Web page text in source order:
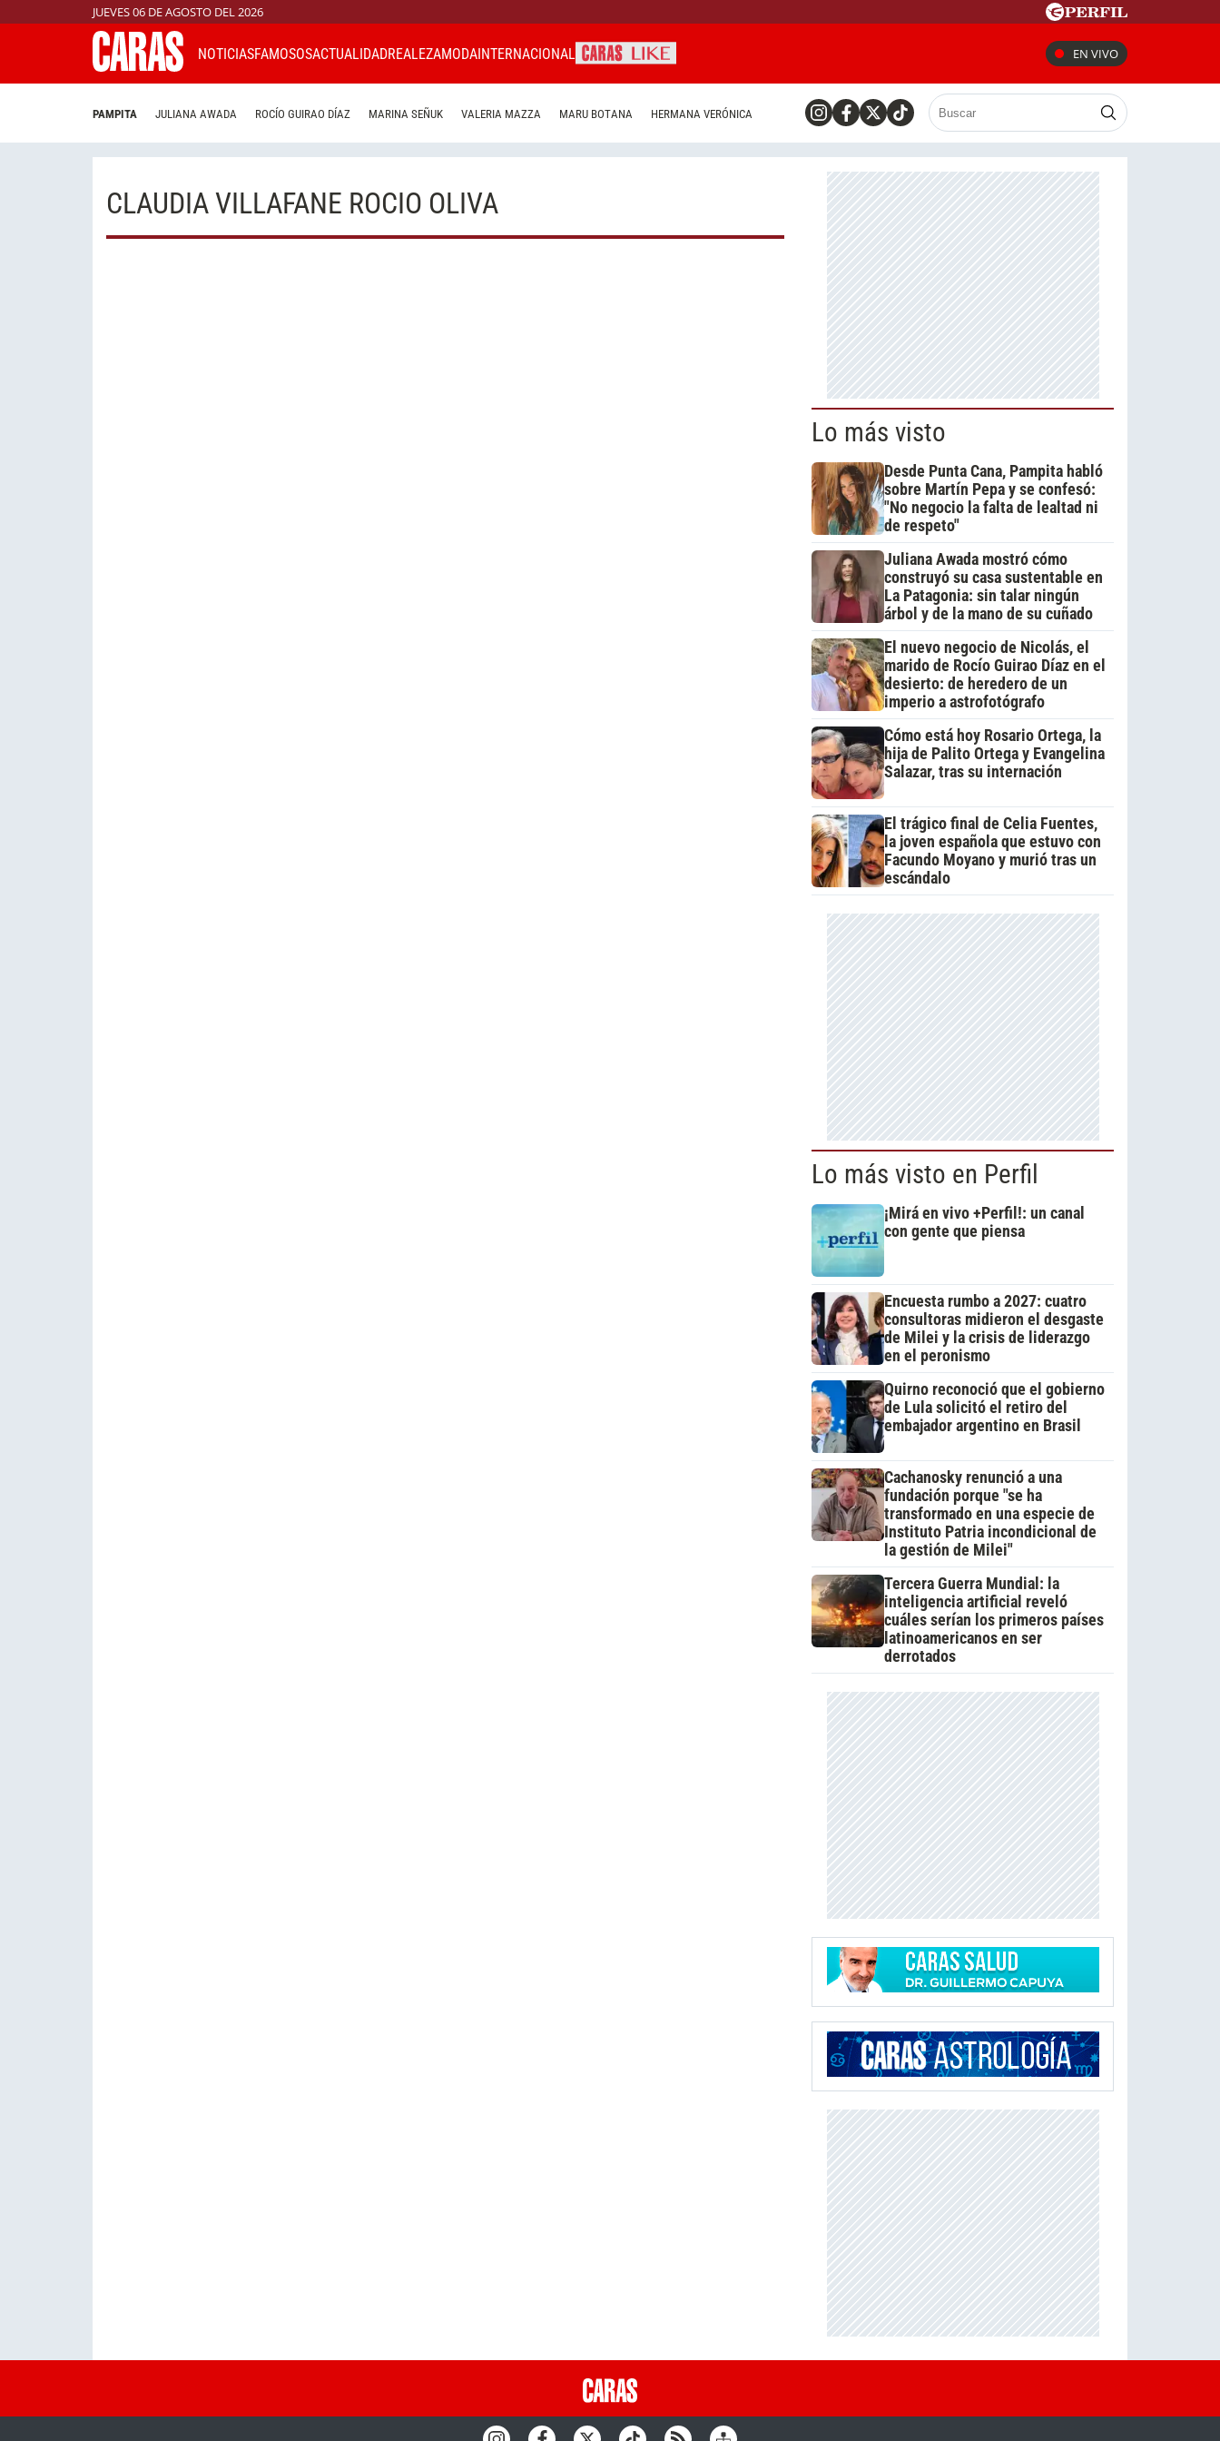
JUEVES 06 DE AGOSTO DEL 2026
NOTICIASFAMOSOSACTUALIDADREALEZAMODAINTERNACIONAL EN VIVO
PAMPITA JULIANA AWADA ROCÍO GUIRAO DÍAZ MARINA SEÑUK VALERIA MAZZA MARU BOTANA HERMANA VERÓNICA
CLAUDIA VILLAFANE ROCIO OLIVA
Lo más visto
Desde Punta Cana, Pampita habló
sobre Martín Pepa y se confesó:
"No negocio la falta de lealtad ni
de respeto"
Juliana Awada mostró cómo
construyó su casa sustentable en
La Patagonia: sin talar ningún
árbol y de la mano de su cuñado
El nuevo negocio de Nicolás, el
marido de Rocío Guirao Díaz en el
desierto: de heredero de un
imperio a astrofotógrafo
Cómo está hoy Rosario Ortega, la
hija de Palito Ortega y Evangelina
Salazar, tras su internación
El trágico final de Celia Fuentes,
la joven española que estuvo con
Facundo Moyano y murió tras un
escándalo
Lo más visto en Perfil
¡Mirá en vivo +Perfil!: un canal
con gente que piensa
Encuesta rumbo a 2027: cuatro
consultoras midieron el desgaste
de Milei y la crisis de liderazgo
en el peronismo
Quirno reconoció que el gobierno
de Lula solicitó el retiro del
embajador argentino en Brasil
Cachanosky renunció a una
fundación porque "se ha
transformado en una especie de
Instituto Patria incondicional de
la gestión de Milei"
Tercera Guerra Mundial: la
inteligencia artificial reveló
cuáles serían los primeros países
latinoamericanos en ser
derrotados